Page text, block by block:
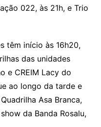
022, às 21h, e Trio
têm início às 16h20,
das unidades
e CREIM Lacy do
ao longo da tarde e
Asa Branca,
da Banda Rosalu,